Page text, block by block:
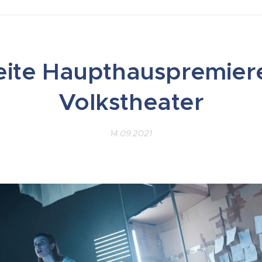
Volkstheater
14.09.2021